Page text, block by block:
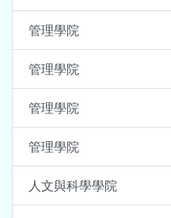
管理學院
管理學院
管理學院
管理學院
人文與科學學院